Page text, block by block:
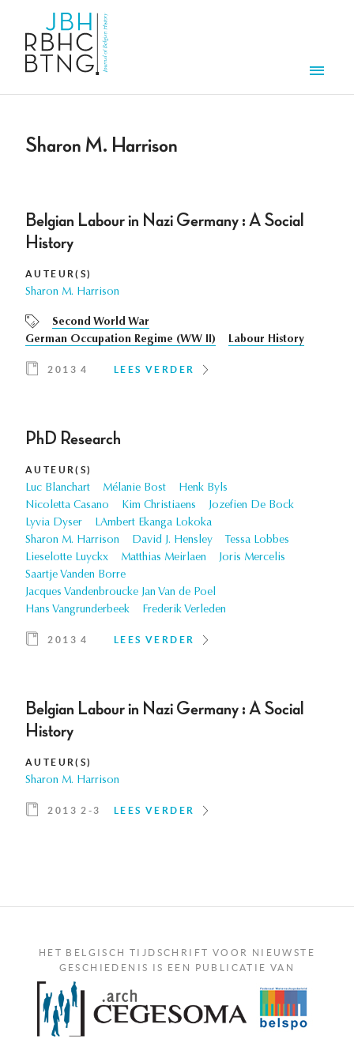
Sharon M. Harrison
Belgian Labour in Nazi Germany : A Social
History
AUTEUR(S)
Sharon M. Harrison
Second World War
German Occupation Regime (WW II)
Labour History
2013 4 LEES VERDER
PhD Research
AUTEUR(S)
Luc Blanchart Mélanie Bost
Henk Byls
Nicoletta Casano
Kim Christiaens
Jozefien De Bock
Lyvia Dyser
LAmbert Ekanga Lokoka
Sharon M. Harrison
David J. Hensley
Tessa Lobbes
Lieselotte Luyckx
Matthias Meirlaen
Joris Mercelis
Saartje Vanden Borre
Jacques Vandenbroucke Jan Van de Poel
Hans Vangrunderbeek
Frederik Verleden
2013 4 LEES VERDER
Belgian Labour in Nazi Germany : A Social
History
AUTEUR(S)
Sharon M. Harrison
2013 2-3 LEES VERDER
HET BELGISCH TIJDSCHRIFT VOOR NIEUWSTE
GESCHIEDENIS IS EEN PUBLICATIE VAN